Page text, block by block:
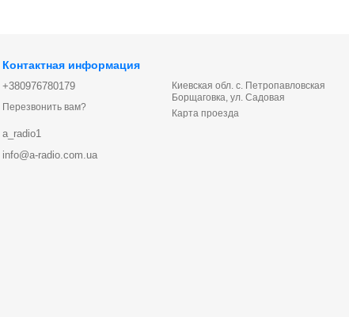
Контактная информация
+380976780179
Перезвонить вам?
a_radio1
info@a-radio.com.ua
Киевская обл. с. Петропавловская
Борщаговка, ул. Садовая
Карта проезда